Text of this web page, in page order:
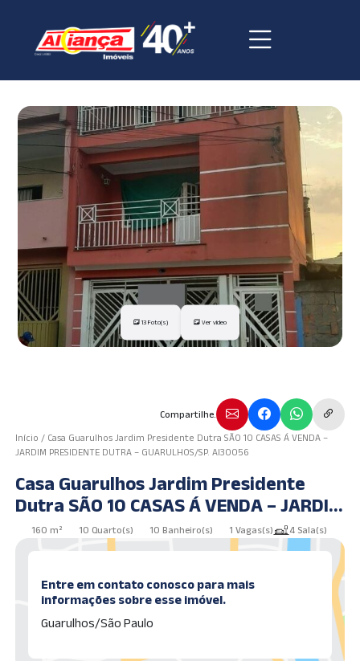
13 Foto(s) Ver vídeo
Compartilhe.
Início / Casa Guarulhos Jardim Presidente Dutra SÃO 10 CASAS Á VENDA –
JARDIM PRESIDENTE DUTRA – GUARULHOS/SP. AI30056
Casa Guarulhos Jardim Presidente
Dutra SÃO 10 CASAS Á VENDA – JARDIM
PRESIDENTE DUTRA – GUARULHOS/SP.
AI30056
160 m² 10 Quarto(s) 10 Banheiro(s) 1 Vagas(s) 4 Sala(s)
Entre em contato conosco para mais
informações sobre esse imóvel.
Guarulhos/São Paulo